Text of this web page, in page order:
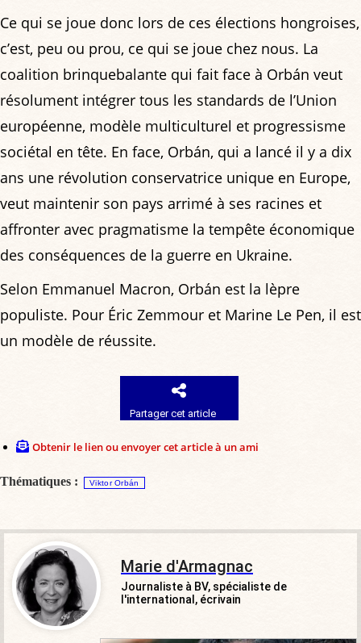
Ce qui se joue donc lors de ces élections hongroises,
c’est, peu ou prou, ce qui se joue chez nous. La
coalition brinquebalante qui fait face à Orbán veut
résolument intégrer tous les standards de l’Union
européenne, modèle multiculturel et progressisme
sociétal en tête. En face, Orbán, qui a lancé il y a dix
ans une révolution conservatrice unique en Europe,
veut maintenir son pays arrimé à ses racines et
affronter avec pragmatisme la tempête économique
des conséquences de la guerre en Ukraine.
Selon Emmanuel Macron, Orbán est la lèpre
populiste. Pour Éric Zemmour et Marine Le Pen, il est
un modèle de réussite.
Partager cet article
Obtenir le lien ou envoyer cet article à un ami
Thématiques : Viktor Orbán
Marie d'Armagnac
Journaliste à BV, spécialiste de
l'international, écrivain